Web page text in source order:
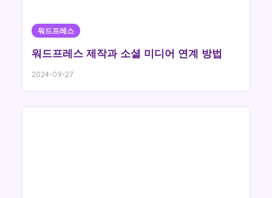
워드프레스
워드프레스 제작과 소셜 미디어 연계 방법
2024-09-27